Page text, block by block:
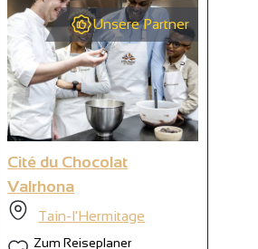
6
Unsere Partner
Cité du Chocolat
Valrhona
Tain-l'Hermitage
Zum Reiseplaner